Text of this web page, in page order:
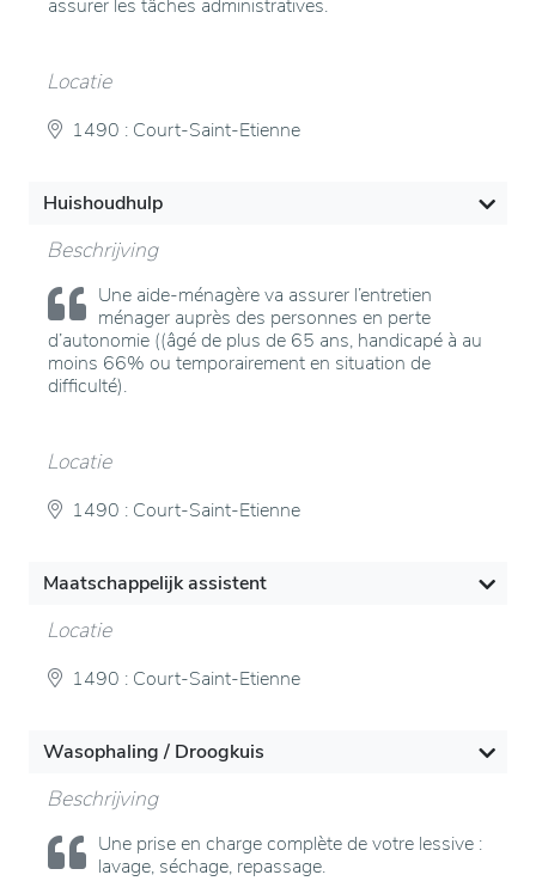
assurer les tâches administratives.
Locatie
1490 : Court-Saint-Etienne
Huishoudhulp
Beschrijving
Une aide-ménagère va assurer l’entretien
ménager auprès des personnes en perte
d’autonomie ((âgé de plus de 65 ans, handicapé à au
moins 66% ou temporairement en situation de
difficulté).
Locatie
1490 : Court-Saint-Etienne
Maatschappelijk assistent
Locatie
1490 : Court-Saint-Etienne
Wasophaling / Droogkuis
Beschrijving
Une prise en charge complète de votre lessive :
lavage, séchage, repassage.